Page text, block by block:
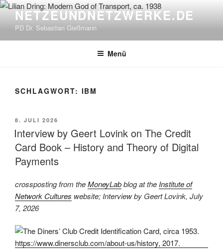
Zum
springen
NETZEUNDNETZWERKE.DE
PD Dr. Sebastian Gießmann
Menü
SCHLAGWORT: IBM
VERÖFFENTLICHT
AM
8. JULI 2026
Interview by Geert Lovink on The Credit
Card Book – History and Theory of Digital
Payments
crossposting from theMoneyLabblog at the Institute of
Network Cultures website; Interview by Geert Lovink, July
7, 2026